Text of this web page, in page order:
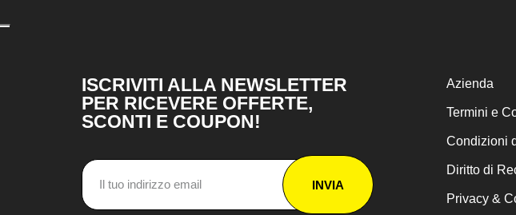
ISCRIVITI ALLA NEWSLETTER
PER RICEVERE OFFERTE,
SCONTI E COUPON!
INVIA
Azienda
Termini e
Condizioni
Diritto di
Privacy &